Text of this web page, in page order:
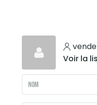
Voir la